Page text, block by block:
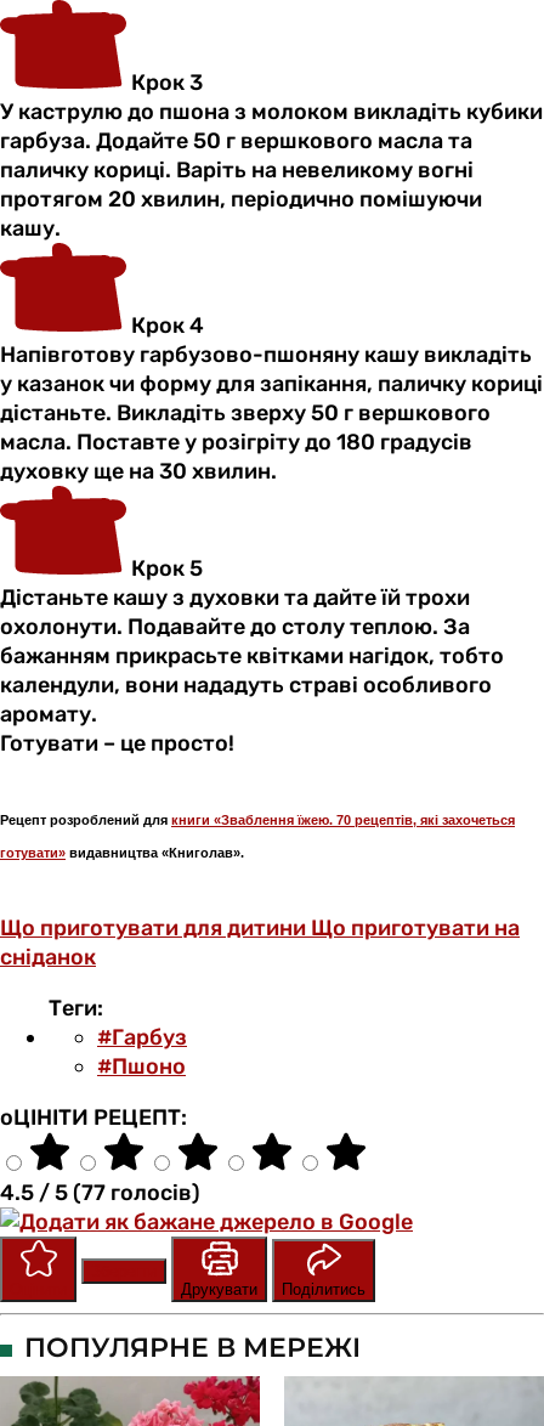
Крок 3
У каструлю до пшона з молоком викладіть кубики
гарбуза. Додайте 50 г вершкового масла та
паличку кориці. Варіть на невеликому вогні
протягом 20 хвилин, періодично помішуючи
кашу.
Крок 4
Напівготову гарбузово-пшоняну кашу викладіть
у казанок чи форму для запікання, паличку кориці
дістаньте. Викладіть зверху 50 г вершкового
масла. Поставте у розігріту до 180 градусів
духовку ще на 30 хвилин.
Крок 5
Дістаньте кашу з духовки та дайте їй трохи
охолонути. Подавайте до столу теплою. За
бажанням прикрасьте квітками нагідок, тобто
календули, вони нададуть страві особливого
аромату.
Готувати – це просто!
Рецепт розроблений для книги «Зваблення їжею. 70 рецептів, які захочеться
готувати» видавництва «Книголав».
Що приготувати для дитини Що приготувати на
сніданок
Теги:
#Гарбуз
#Пшоно
оЦІНІТИ РЕЦЕПТ:
4.5 / 5 (77 голосів)
Друкувати
Поділитись